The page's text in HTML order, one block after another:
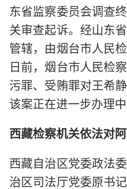
东省监察委员会调查
关审查起诉。经山东
管辖，由烟台市人民
日前，烟台市人民检
污罪、受贿罪对王希
该案正在进一步办理中
西藏检察机关依法对
西藏自治区党委政法
治区司法厅党委原书